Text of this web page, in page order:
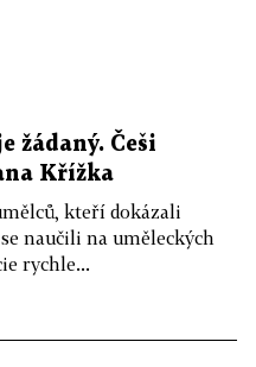
žádaný. Češi
Křížka
kteří dokázali
naučili na uměleckých
rychle...